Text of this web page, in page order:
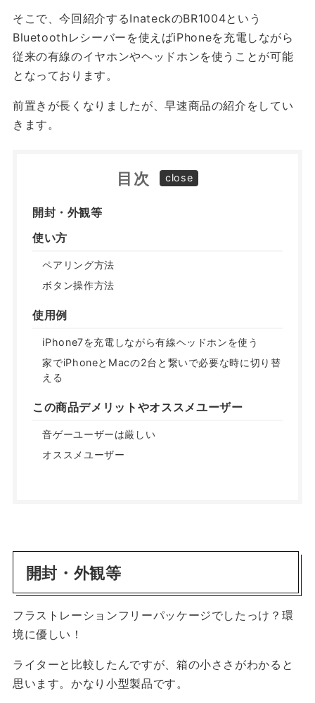
そこで、今回紹介するInateckのBR1004という
Bluetoothレシーバーを使えばiPhoneを充電しながら
従来の有線のイヤホンやヘッドホンを使うことが可能
となっております。
前置きが長くなりましたが、早速商品の紹介をしてい
きます。
目次
開封・外観等
使い方
ペアリング方法
ボタン操作方法
使用例
iPhone7を充電しながら有線ヘッドホンを使う
家でiPhoneとMacの2台と繋いで必要な時に切り替
える
この商品デメリットやオススメユーザー
音ゲーユーザーは厳しい
オススメユーザー
開封・外観等
フラストレーションフリーパッケージでしたっけ？環
境に優しい！
ライターと比較したんですが、箱の小ささがわかると
思います。かなり小型製品です。